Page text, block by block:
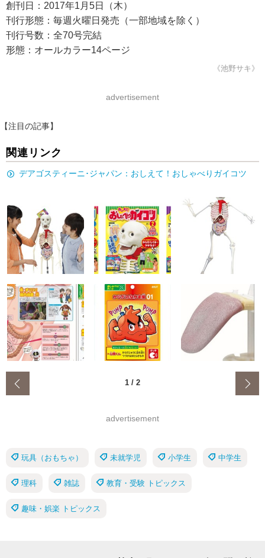
創刊日：2017年1月5日（木）
刊行形態：毎週火曜日発売（一部地域を除く）
刊行号数：全70号完結
形態：オールカラー14ページ
《池野サキ》
advertisement
【注目の記事】
関連リンク
デアゴスティーニ･ジャパン：おしえて！おしゃべりガイコツ
1 / 2
advertisement
玩具（おもちゃ） 未就学児 小学生 中学生
理科 雑誌 教育・受験 トピックス
趣味・娯楽 トピックス